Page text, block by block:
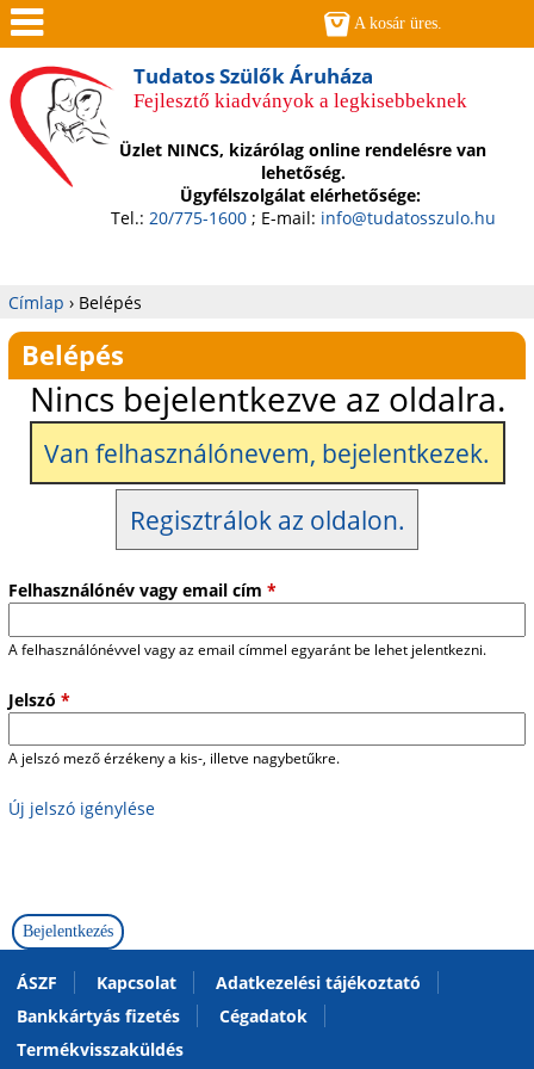
Jump to navigation
Tudatos Szülők Áruháza
Fejlesztő kiadványok a legkisebbeknek
Üzlet NINCS, kizárólag online rendelésre van
lehetőség.
Ügyfélszolgálat elérhetősége:
Tel.: 20/775-1600; E-mail: info@tudatosszulo.hu
Jelenlegi
hely
Címlap › Belépés
Belépés
Nincs bejelentkezve az oldalra.
Van felhasználónevem, bejelentkezek.
Regisztrálok az oldalon.
Felhasználónév vagy email cím *
A felhasználónévvel vagy az email címmel egyaránt be lehet jelentkezni.
Jelszó *
A jelszó mező érzékeny a kis-, illetve nagybetűkre.
Új jelszó igénylése
A kosár üres.
Men
ü
ÁSZF Kapcsolat
Adatkezelési tájékoztató
Bankkártyás fizetés
Cégadatok
Termékvisszaküldés